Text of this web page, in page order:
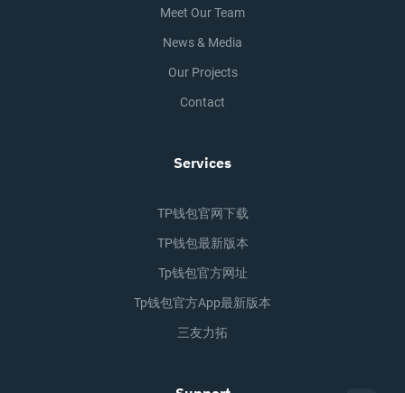
Meet Our Team
News & Media
Our Projects
Contact
Services
TP钱包官网下载
TP钱包最新版本
Tp钱包官方网址
Tp钱包官方app最新版本
三友力拓